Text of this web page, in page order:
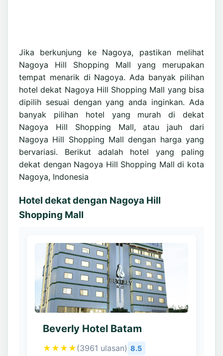
Jika berkunjung ke Nagoya, pastikan melihat
Nagoya Hill Shopping Mall yang merupakan
tempat menarik di Nagoya. Ada banyak pilihan
hotel dekat Nagoya Hill Shopping Mall yang bisa
dipilih sesuai dengan yang anda inginkan. Ada
banyak pilihan hotel yang murah di dekat
Nagoya Hill Shopping Mall, atau jauh dari
Nagoya Hill Shopping Mall dengan harga yang
bervariasi. Berikut adalah hotel yang paling
dekat dengan Nagoya Hill Shopping Mall di kota
Nagoya, Indonesia
Hotel dekat dengan Nagoya Hill
Shopping Mall
Beverly Hotel Batam
★★★★(3961 ulasan) 8.5